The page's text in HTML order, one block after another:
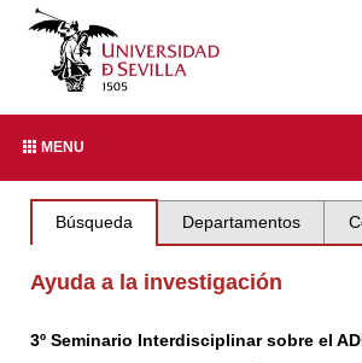
MENU
Búsqueda Departamentos
Ayuda a la investigación
3º Seminario Interdisciplinar sobre el